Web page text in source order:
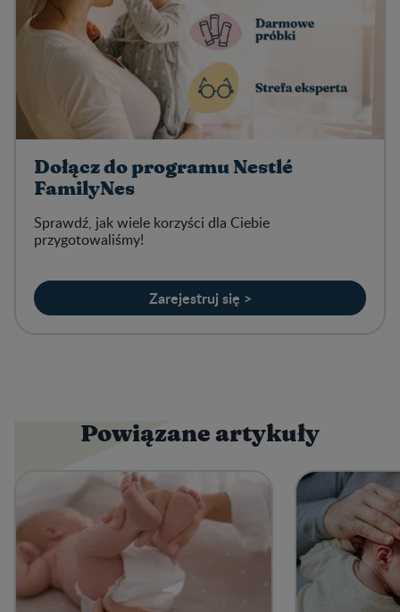
Dołącz do programu Nestlé
FamilyNes
Sprawdź, jak wiele korzyści dla Ciebie
przygotowaliśmy!
Zarejestruj się >
Powiązane artykuły